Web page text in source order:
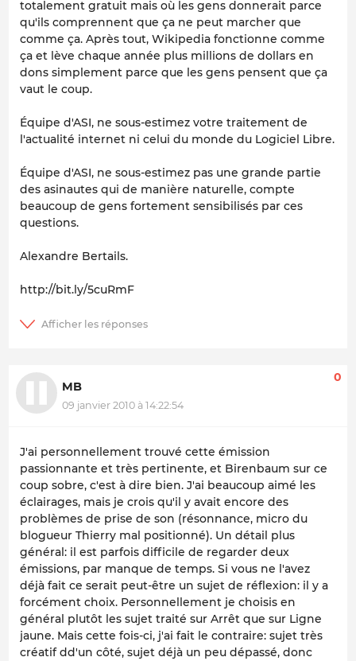
totalement gratuit mais où les gens donnerait parce
qu'ils comprennent que ça ne peut marcher que
comme ça. Après tout, Wikipedia fonctionne comme
ça et lève chaque année plus millions de dollars en
dons simplement parce que les gens pensent que ça
vaut le coup.
Équipe d'ASI, ne sous-estimez votre traitement de
l'actualité internet ni celui du monde du Logiciel Libre.
Équipe d'ASI, ne sous-estimez pas une grande partie
des asinautes qui de manière naturelle, compte
beaucoup de gens fortement sensibilisés par ces
questions.
Alexandre Bertails.
http://bit.ly/5cuRmF
MB
09 janvier 2010 à 14:22:54
0
J'ai personnellement trouvé cette émission
passionnante et très pertinente, et Birenbaum sur ce
coup sobre, c'est à dire bien. J'ai beaucoup aimé les
éclairages, mais je crois qu'il y avait encore des
problèmes de prise de son (résonnance, micro du
blogueur Thierry mal positionné). Un détail plus
général: il est parfois difficile de regarder deux
émissions, par manque de temps. Si vous ne l'avez
déjà fait ce serait peut-être un sujet de réflexion: il y a
forcément choix. Personnellement je choisis en
général plutôt les sujet traité sur Arrêt que sur Ligne
jaune. Mais cette fois-ci, j'ai fait le contraire: sujet très
créatif dd'un côté, sujet déjà un peu dépassé, donc